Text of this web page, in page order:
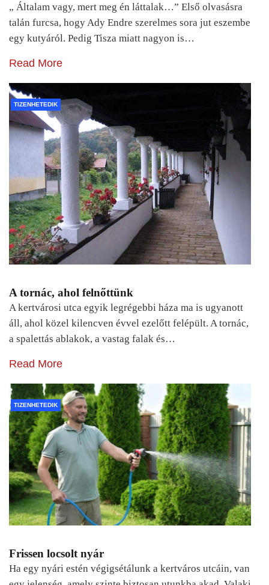
„ Általam vagy, mert meg én láttalak…” Első olvasásra
talán furcsa, hogy Ady Endre szerelmes sora jut eszembe
egy kutyáról. Pedig Tisza miatt nagyon is…
Read More
TIZENHETEDIK
A tornác, ahol felnőttünk
A kertvárosi utca egyik legrégebbi háza ma is ugyanott
áll, ahol közel kilencven évvel ezelőtt felépült. A tornác,
a spalettás ablakok, a vastag falak és…
Read More
TIZENHETEDIK
Frissen locsolt nyár
Ha egy nyári estén végigsétálunk a kertváros utcáin, van